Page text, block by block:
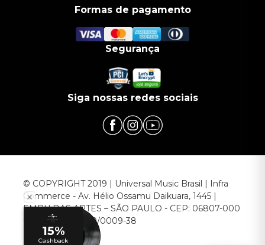
Formas de pagamento
Segurança
Siga nossas redes sociais
© COPYRIGHT 2019 | Universal Music Brasil | Infra
Commerce - Av. Hélio Ossamu Daikuara, 1445 |
EMBU DAS ARTES – SÃO PAULO - CEP: 06807-000
CNPJ: 00.952.789/0009-38